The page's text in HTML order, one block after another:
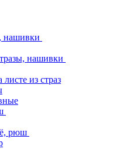
нашивки
нашивки
из страз
рюш